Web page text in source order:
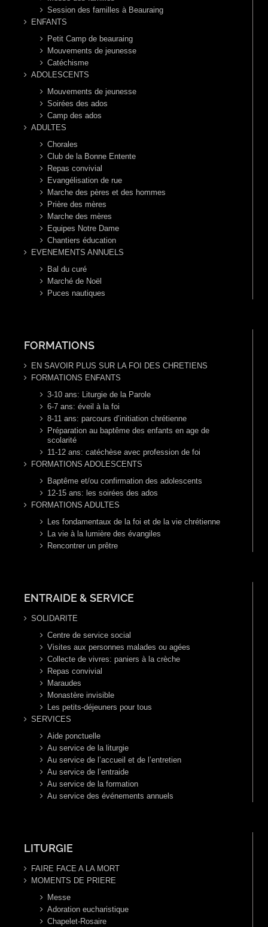
Session des familles à Beauraing
ENFANTS
Petit Camp de beauraing
Mouvements de jeunesse
Catéchisme
ADOLESCENTS
Mouvements de jeunesse
Soirées des ados
Camp des ados
ADULTES
Chorales
Club de la Bonne Entente
Repas convivial
Evangélisation de rue
Marche des pères et des hommes
Prière des mères
Marche des mères
Equipes Notre Dame
Chantiers éducation
EVENEMENTS ANNUELS
Bal du curé
Marché de Noël
Puces nautiques
FORMATIONS
EN SAVOIR PLUS SUR LA FOI DES CHRETIENS
FORMATIONS ENFANTS
3-10 ans: Liturgie de la Parole
6-7 ans: éveil à la foi
8-11 ans: parcours d’initiation chrétienne
Préparation au baptême des enfants en age de
scolarité
11-12 ans: catéchèse avec profession de foi
FORMATIONS ADOLESCENTS
Baptême et/ou confirmation des adolescents
12-15 ans: les soirées des ados
FORMATIONS ADULTES
Les fondamentaux de la foi et de la vie chrétienne
La vie à la lumière des évangiles
Rencontrer un prêtre
ENTRAIDE & SERVICE
SOLIDARITE
Centre de service social
Visites aux personnes malades ou agées
Collecte de vivres: paniers à la crèche
Repas convivial
Maraudes
Monastère invisible
Les petits-déjeuners pour tous
SERVICES
Aide ponctuelle
Au service de la liturgie
Au service de l’accueil et de l’entretien
Au service de l’entraide
Au service de la formation
Au service des événements annuels
LITURGIE
FAIRE FACE A LA MORT
MOMENTS DE PRIERE
Messe
Adoration eucharistique
Chapelet-Rosaire